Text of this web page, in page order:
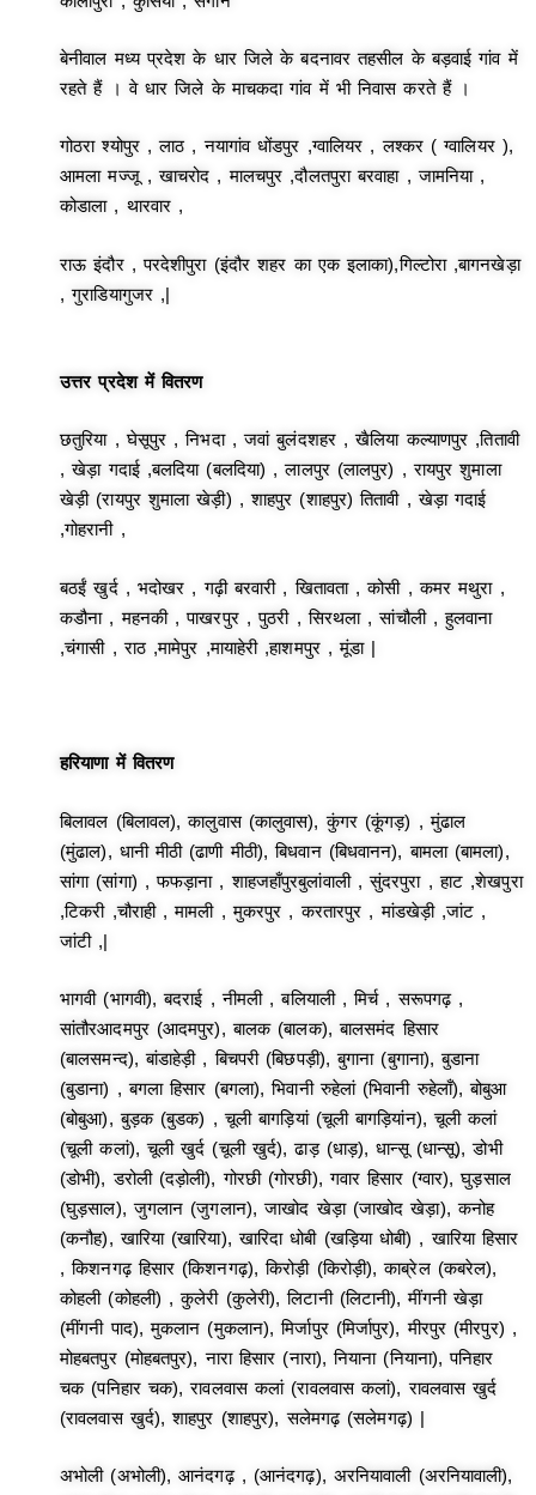
बेनीवाल मध्य प्रदेश के धार जिले के बदनावर तहसील के बड़वाई गांव में
रहते हैं । वे धार जिले के माचकदा गांव में भी निवास करते हैं ।
गोठरा श्योपुर , लाठ , नयागांव धोंडपुर ,ग्वालियर , लश्कर ( ग्वालियर ),
आमला मज्जू , खाचरोद , मालचपुर ,दौलतपुरा बरवाहा , जामनिया ,
कोडाला , थारवार ,
राऊ इंदौर , परदेशीपुरा (इंदौर शहर का एक इलाका),गिल्टोरा ,बागनखेड़ा
, गुराडियागुजर ,|
उत्तर प्रदेश में वितरण
छतुरिया , घेसूपुर , निभदा , जवां बुलंदशहर , खैलिया कल्याणपुर ,तितावी
, खेड़ा गदाई ,बलदिया (बलदिया) , लालपुर (लालपुर) , रायपुर शुमाला
खेड़ी (रायपुर शुमाला खेड़ी) , शाहपुर (शाहपुर) तितावी , खेड़ा गदाई
,गोहरानी ,
बठईं खुर्द , भदोखर , गढ़ी बरवारी , खितावता , कोसी , कमर मथुरा ,
कडौना , महनकी , पाखरपुर , पुठरी , सिरथला , सांचौली , हुलवाना
,चंगासी , राठ ,मामेपुर ,मायाहेरी ,हाशमपुर , मूंडा |
हरियाणा में वितरण
बिलावल (बिलावल), कालुवास (कालुवास), कुंगर (कूंगड़) , मुंढाल
(मुंढाल), धानी मीठी (ढाणी मीठी), बिधवान (बिधवानन), बामला (बामला),
सांगा (सांगा) , फफड़ाना , शाहजहाँपुरबुलांवाली , सुंदरपुरा , हाट ,शेखपुरा
,टिकरी ,चौराही , मामली , मुकरपुर , करतारपुर , मांडखेड़ी ,जांट ,
जांटी ,|
भागवी (भागवी), बदराई , नीमली , बलियाली , मिर्च , सरूपगढ़ ,
सांतौरआदमपुर (आदमपुर), बालक (बालक), बालसमंद हिसार
(बालसमन्द), बांडाहेड़ी , बिचपरी (बिछपड़ी), बुगाना (बुगाना), बुडाना
(बुडाना) , बगला हिसार (बगला), भिवानी रुहेलां (भिवानी रुहेलाँ), बोबुआ
(बोबुआ), बुड़क (बुडक) , चूली बागड़ियां (चूली बागड़ियांन), चूली कलां
(चूली कलां), चूली खुर्द (चूली खुर्द), ढाड़ (धाड़), धान्सू (धान्सू), डोभी
(डोभी), डरोली (दड़ोली), गोरछी (गोरछी), गवार हिसार (ग्वार), घुड़साल
(घुड़साल), जुगलान (जुगलान), जाखोद खेड़ा (जाखोद खेड़ा), कनोह
(कनौह), खारिया (खारिया), खारिदा धोबी (खड़िया धोबी) , खारिया हिसार
, किशनगढ़ हिसार (किशनगढ़), किरोड़ी (किरोड़ी), काब्रेल (कबरेल),
कोहली (कोहली) , कुलेरी (कुलेरी), लिटानी (लिटानी), मींगनी खेड़ा
(मींगनी पाद), मुकलान (मुकलान), मिर्जापुर (मिर्जापुर), मीरपुर (मीरपुर) ,
मोहबतपुर (मोहबतपुर), नारा हिसार (नारा), नियाना (नियाना), पनिहार
चक (पनिहार चक), रावलवास कलां (रावलवास कलां), रावलवास खुर्द
(रावलवास खुर्द), शाहपुर (शाहपुर), सलेमगढ़ (सलेमगढ़) |
अभोली (अभोली), आनंदगढ़ , (आनंदगढ़), अरनियावाली (अरनियावाली),